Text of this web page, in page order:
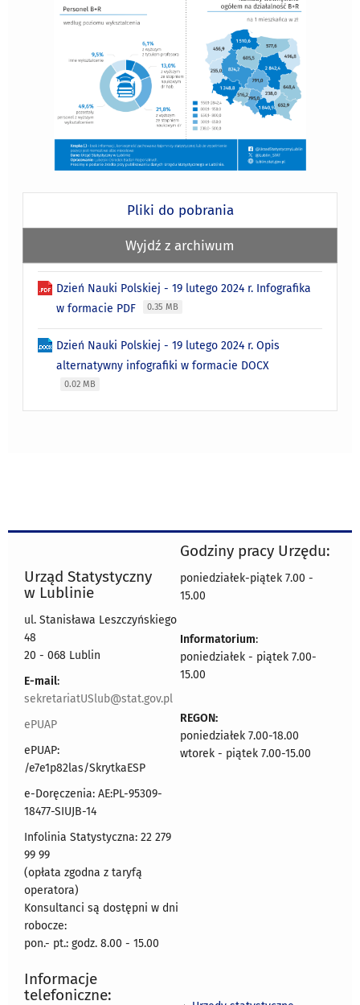
Pliki do pobrania
Wyjdź z archiwum
Dzień Nauki Polskiej - 19 lutego 2024 r. Infografika
w formacie PDF
0.35 MB
Dzień Nauki Polskiej - 19 lutego 2024 r. Opis
alternatywny infografiki w formacie DOCX
0.02 MB
Urząd Statystyczny
w Lublinie
ul. Stanisława Leszczyńskiego
48
20 - 068 Lublin
E-mail:
sekretariatUSlub@stat.gov.pl
ePUAP
ePUAP:
/e7e1p82las/SkrytkaESP
e-Doręczenia: AE:PL-95309-
18477-SIUJB-14
Infolinia Statystyczna: 22 279
99 99
(opłata zgodna z taryfą
operatora)
Konsultanci są dostępni w dni
robocze:
pon.- pt.: godz. 8.00 - 15.00
Godziny pracy Urzędu:
poniedziałek-piątek 7.00 -
15.00
Informatorium:
poniedziałek - piątek 7.00-
15.00
REGON:
poniedziałek 7.00-18.00
wtorek - piątek 7.00-15.00
Informacje
telefoniczne: